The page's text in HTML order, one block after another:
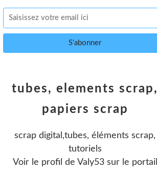
tubes, elements scrap,
papiers scrap
scrap digital,tubes, éléments scrap,
tutoriels
Voir le profil de Valy53sur le portail